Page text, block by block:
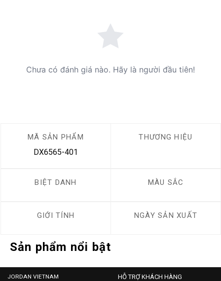
Chưa có đánh giá nào. Hãy là người đầu tiên!
MÃ SẢN PHẨM
DX6565-401
THƯƠNG HIỆU
BIỆT DANH MÀU SẮC
GIỚI TÍNH NGÀY SẢN XUẤT
Sản phẩm nổi bật
JORDAN VIETNAM HỖ TRỢ KHÁCH HÀNG